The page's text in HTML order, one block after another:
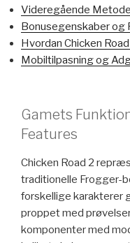
Videregående
Bonusegenskaber og
Hvordan Chicken
Mobiltilpasning og
Gamets
Features
Chicken Road 2
traditionelle Frogger-
forskellige karakterer
proppet med
komponenter med